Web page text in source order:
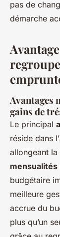
pas de
démarche
Avantages
gains de
Le principal
réside dans l’
allongeant
budgétaire
meilleure
accrue du
plus qu’un